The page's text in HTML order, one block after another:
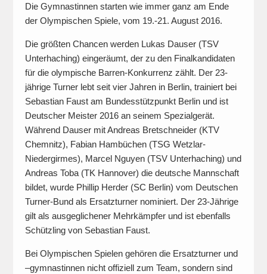
Die Gymnastinnen starten wie immer ganz am Ende
der Olympischen Spiele, vom 19.-21. August 2016.
Die größten Chancen werden Lukas Dauser (TSV
Unterhaching) eingeräumt, der zu den Finalkandidaten
für die olympische Barren-Konkurrenz zählt. Der 23-
jährige Turner lebt seit vier Jahren in Berlin, trainiert bei
Sebastian Faust am Bundesstützpunkt Berlin und ist
Deutscher Meister 2016 an seinem Spezialgerät.
Während Dauser mit Andreas Bretschneider (KTV
Chemnitz), Fabian Hambüchen (TSG Wetzlar-
Niedergirmes), Marcel Nguyen (TSV Unterhaching) und
Andreas Toba (TK Hannover) die deutsche Mannschaft
bildet, wurde Phillip Herder (SC Berlin) vom Deutschen
Turner-Bund als Ersatzturner nominiert. Der 23-Jährige
gilt als ausgeglichener Mehrkämpfer und ist ebenfalls
Schützling von Sebastian Faust.
Bei Olympischen Spielen gehören die Ersatzturner und
–gymnastinnen nicht offiziell zum Team, sondern sind